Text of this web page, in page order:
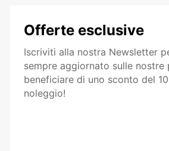
Offerte esclusive
Iscriviti alla nostra Newsletter
sempre aggiornato sulle nostre
beneficiare di uno sconto del
noleggio!